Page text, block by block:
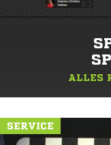
ALLES
SERVICE